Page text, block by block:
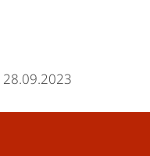
28.09.2023